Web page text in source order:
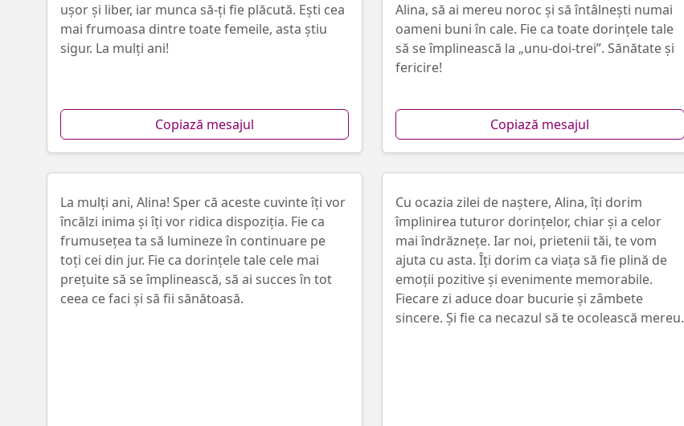
ușor și liber, iar munca să-ţi fie plăcută. Eşti cea
mai frumoasa dintre toate femeile, asta ştiu
sigur. La mulți ani!
Copiază mesajul
Alina, să ai mereu noroc și să întâlneşti numai
oameni buni în cale. Fie ca toate dorințele tale
să se împlinească la „unu-doi-trei”. Sănătate și
fericire!
Copiază mesajul
La mulți ani, Alina! Sper că aceste cuvinte îţi vor
încălzi inima și îţi vor ridica dispoziția. Fie ca
frumusețea ta să lumineze în continuare pe
toți cei din jur. Fie ca dorințele tale cele mai
prețuite să se împlinească, să ai succes în tot
ceea ce faci şi să fii sănătoasă.
Cu ocazia zilei de naştere, Alina, îţi dorim
împlinirea tuturor dorințelor, chiar și a celor
mai îndrăznețe. Iar noi, prietenii tăi, te vom
ajuta cu asta. Îţi dorim ca viața să fie plină de
emoții pozitive și evenimente memorabile.
Fiecare zi aduce doar bucurie și zâmbete
sincere. Și fie ca necazul să te ocolească mereu.